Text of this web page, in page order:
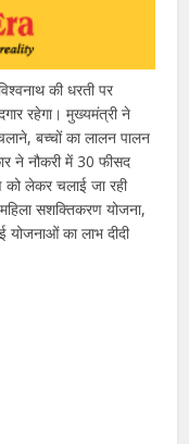
की धरती पर
रहेगा। मुख्यमंत्री ने
बच्चों का लालन पालन
ने नौकरी में 30 फीसद
लेकर चलाई जा रही
सशक्तिकरण योजना,
योजनाओं का लाभ दीदी